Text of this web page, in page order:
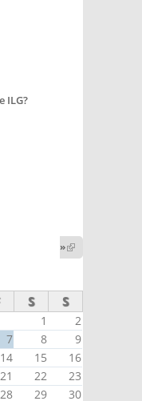
ILG?
(link is»
external)
S S
1
2
7 8
9
14 15
16
21 22
23
28 29 30